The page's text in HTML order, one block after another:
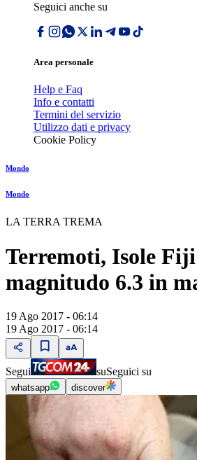
Seguici anche su
Area personale
Help e Faq
Info e contatti
Termini del servizio
Utilizzo dati e privacy
Cookie Policy
Mondo
Mondo
LA TERRA TREMA
Terremoti, Isole
magnitudo 6.3 in
19 Ago 2017 - 06:14
19 Ago 2017 - 06:14
Segui suSeguici su
whatsapp discover